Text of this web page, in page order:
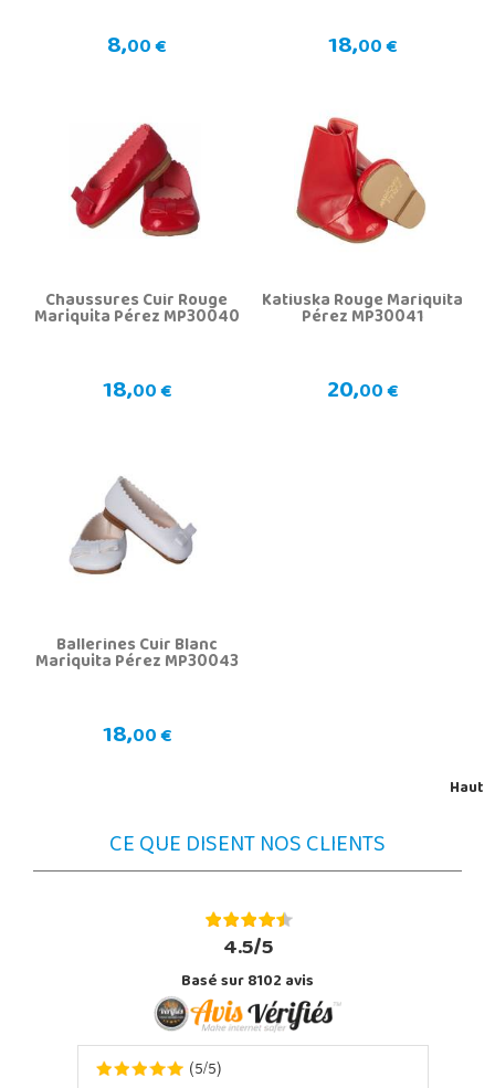
8,00 € 18,00 €
Chaussures Cuir Rouge
Mariquita Pérez MP30040
18,00 €
Katiuska Rouge Mariquita
Pérez MP30041
20,00 €
Ballerines Cuir Blanc
Mariquita Pérez MP30043
18,00 €
Haut
CE QUE DISENT NOS CLIENTS
4.5/5
Basé sur 8102 avis
(5/5)